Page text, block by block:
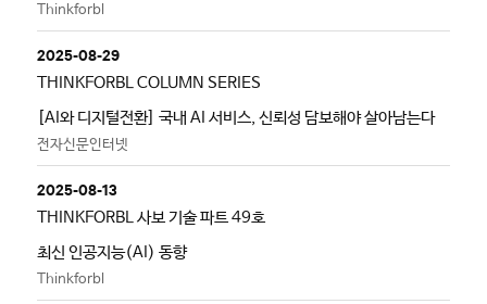
Thinkforbl
2025-08-29
THINKFORBL COLUMN SERIES
[AI와 디지털전환] 국내 AI 서비스, 신뢰성 담보해야 살아남는다
전자신문인터넷
2025-08-13
THINKFORBL 사보 기술 파트 49호
최신 인공지능(AI) 동향
Thinkforbl